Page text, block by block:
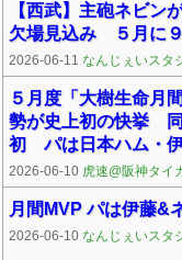
【西武】主砲ネビン
欠場見込み ５月に
2026-06-11 なんじぇいスタ
５月度「大樹生命月
勢が史上初の快挙
初 パは日本ハム・
2026-06-10 虎速@阪神タイ
月間MVP パは伊藤&
2026-06-10 なんじぇいスタ